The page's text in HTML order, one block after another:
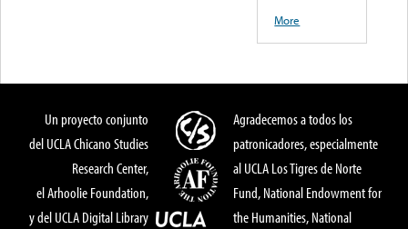
More
Un proyecto conjunto
del UCLA Chicano Studies
Research Center,
el Arhoolie Foundation,
y del UCLA Digital Library
Agradecemos a todos los
patronicadores, especialmente
al UCLA Los Tigres de Norte
Fund, National Endowment for
the Humanities, National